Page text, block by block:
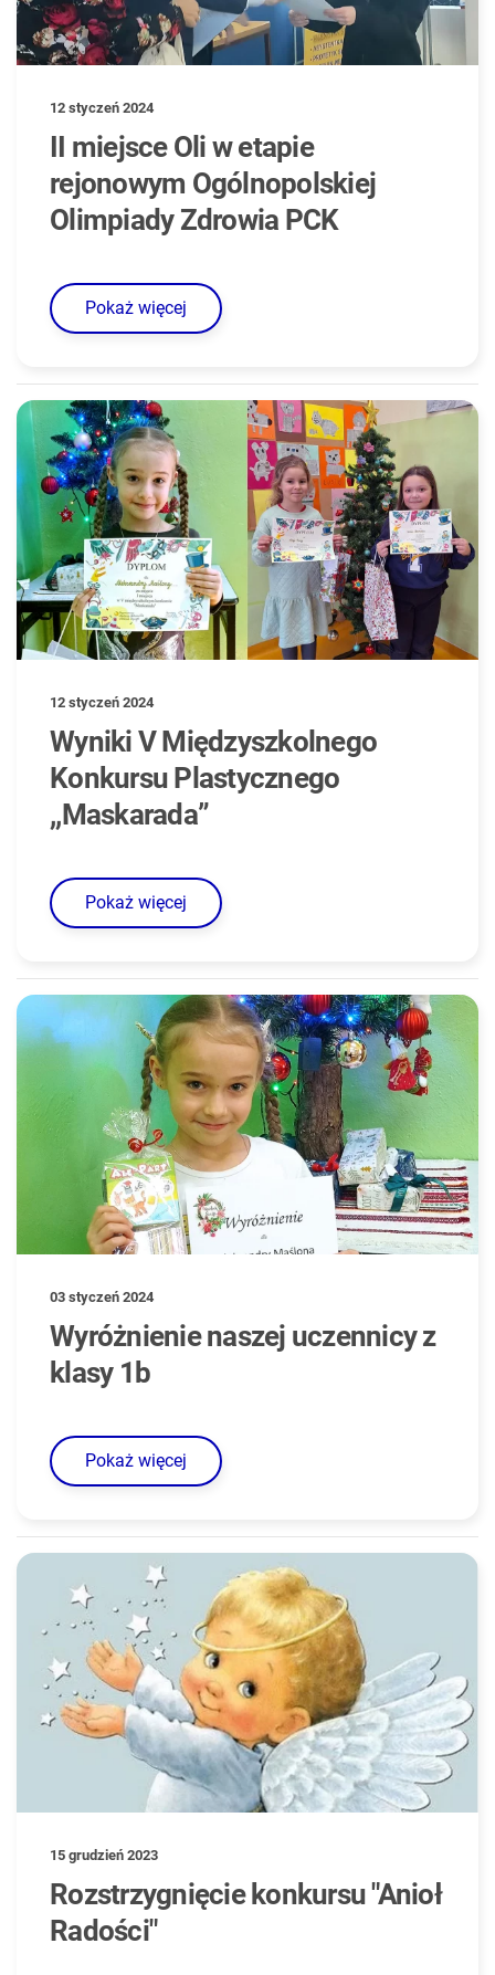
12 styczeń 2024
II miejsce Oli w etapie
rejonowym Ogólnopolskiej
Olimpiady Zdrowia PCK
Pokaż więcej
12 styczeń 2024
Wyniki V Międzyszkolnego
Konkursu Plastycznego
,,Maskarada”
Pokaż więcej
03 styczeń 2024
Wyróżnienie naszej uczennicy z
klasy 1b
Pokaż więcej
15 grudzień 2023
Rozstrzygnięcie konkursu "Anioł
Radości"